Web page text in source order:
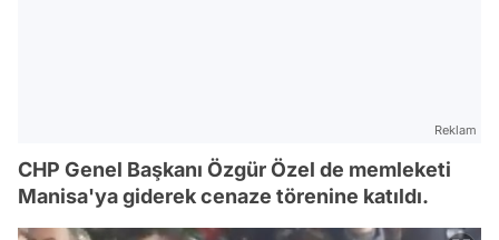
Reklam
CHP Genel Başkanı Özgür Özel de memleketi
Manisa'ya giderek cenaze törenine katıldı.